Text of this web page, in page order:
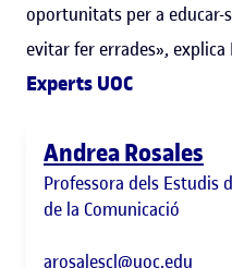
oportunitats per a educar-
evitar fer errades», explica
Experts UOC
Andrea Rosales
Professora dels Estudis
de la Comunicació
arosalescl@uoc.edu